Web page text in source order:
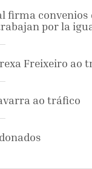
firma convenios
por la
Freixeiro ao
ao tráfico